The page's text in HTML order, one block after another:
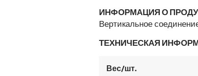
ИНФОРМАЦИЯ О
Вертикальное
ТЕХНИЧЕСКАЯ
Вес/шт.